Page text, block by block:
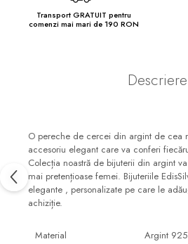
Transport GRATUIT pentru
comenzi mai mari de 190 RON
Descriere
O pereche de cercei din argint de cea
accesoriu elegant care va conferi
Colecția noastră de bijuterii din argint
mai pretențioase femei. Bijuteriile
elegante , personalizate pe care le
achiziție.
Material
Argint 925